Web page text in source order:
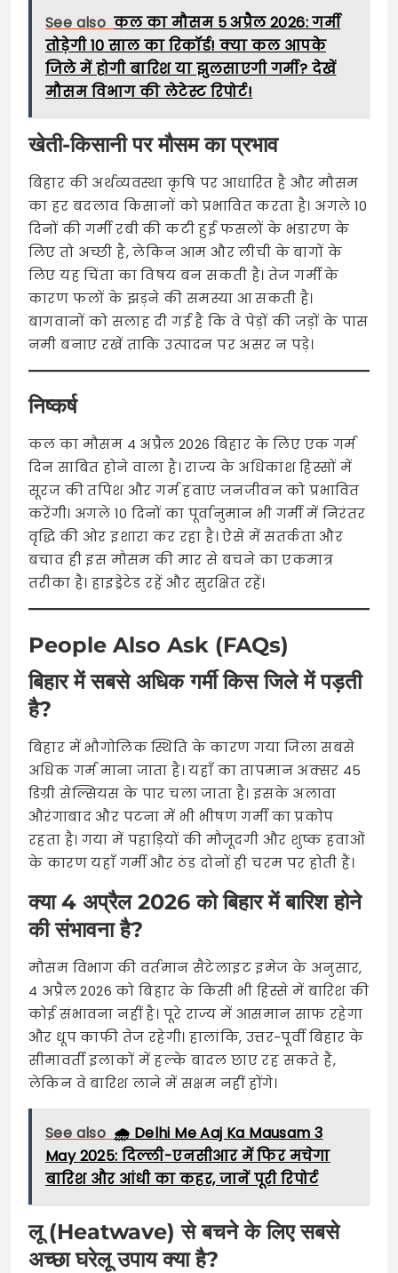
See also कल का मौसम 5 अप्रैल 2026: गर्मी
तोड़ेगी 10 साल का रिकॉर्ड! क्या कल आपके
जिले में होगी बारिश या झुलसाएगी गर्मी? देखें
मौसम विभाग की लेटेस्ट रिपोर्ट!
खेती-किसानी पर मौसम का प्रभाव
बिहार की अर्थव्यवस्था कृषि पर आधारित है और मौसम
का हर बदलाव किसानों को प्रभावित करता है। अगले 10
दिनों की गर्मी रबी की कटी हुई फसलों के भंडारण के
लिए तो अच्छी है, लेकिन आम और लीची के बागों के
लिए यह चिंता का विषय बन सकती है। तेज गर्मी के
कारण फलों के झड़ने की समस्या आ सकती है।
बागवानों को सलाह दी गई है कि वे पेड़ों की जड़ों के पास
नमी बनाए रखें ताकि उत्पादन पर असर न पड़े।
निष्कर्ष
कल का मौसम 4 अप्रैल 2026 बिहार के लिए एक गर्म
दिन साबित होने वाला है। राज्य के अधिकांश हिस्सों में
सूरज की तपिश और गर्म हवाएं जनजीवन को प्रभावित
करेंगी। अगले 10 दिनों का पूर्वानुमान भी गर्मी में निरंतर
वृद्धि की ओर इशारा कर रहा है। ऐसे में सतर्कता और
बचाव ही इस मौसम की मार से बचने का एकमात्र
तरीका है। हाइड्रेटेड रहें और सुरक्षित रहें।
People Also Ask (FAQs)
बिहार में सबसे अधिक गर्मी किस जिले में पड़ती
है?
बिहार में भौगोलिक स्थिति के कारण गया जिला सबसे
अधिक गर्म माना जाता है। यहाँ का तापमान अक्सर 45
डिग्री सेल्सियस के पार चला जाता है। इसके अलावा
औरंगाबाद और पटना में भी भीषण गर्मी का प्रकोप
रहता है। गया में पहाड़ियों की मौजूदगी और शुष्क हवाओं
के कारण यहाँ गर्मी और ठंड दोनों ही चरम पर होती हैं।
क्या 4 अप्रैल 2026 को बिहार में बारिश होने
की संभावना है?
मौसम विभाग की वर्तमान सैटेलाइट इमेज के अनुसार,
4 अप्रैल 2026 को बिहार के किसी भी हिस्से में बारिश की
कोई संभावना नहीं है। पूरे राज्य में आसमान साफ रहेगा
और धूप काफी तेज रहेगी। हालांकि, उत्तर-पूर्वी बिहार के
सीमावर्ती इलाकों में हल्के बादल छाए रह सकते हैं,
लेकिन वे बारिश लाने में सक्षम नहीं होंगे।
See also 🌧️ Delhi Me Aaj Ka Mausam 3
May 2025: दिल्ली-एनसीआर में फिर मचेगा
बारिश और आंधी का कहर, जानें पूरी रिपोर्ट
लू (Heatwave) से बचने के लिए सबसे
अच्छा घरेलू उपाय क्या है?